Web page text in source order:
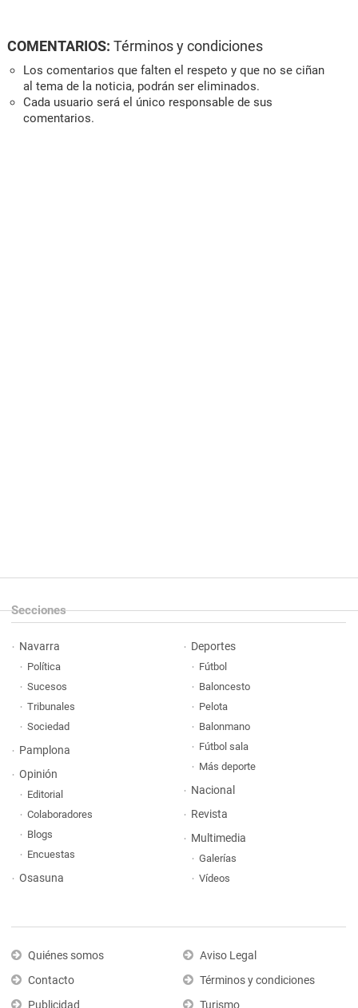
COMENTARIOS: Términos y condiciones
Los comentarios que falten el respeto y que no se ciñan
al tema de la noticia, podrán ser eliminados.
Cada usuario será el único responsable de sus
comentarios.
Secciones
Navarra
Política
Sucesos
Tribunales
Sociedad
Pamplona
Opinión
Editorial
Colaboradores
Blogs
Encuestas
Osasuna
Deportes
Fútbol
Baloncesto
Pelota
Balonmano
Fútbol sala
Más deporte
Nacional
Revista
Multimedia
Galerías
Vídeos
Quiénes somos
Contacto
Aviso Legal
Términos y condiciones